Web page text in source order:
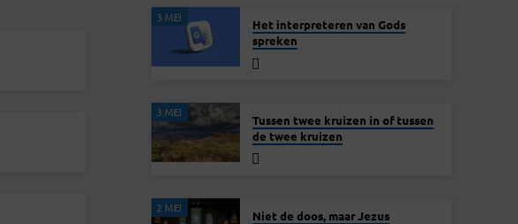
3 MEI
Het interpreteren van Gods
spreken
3 MEI
Tussen twee kruizen in of tussen
de twee kruizen
2 MEI
Niet de doos, maar Jezus